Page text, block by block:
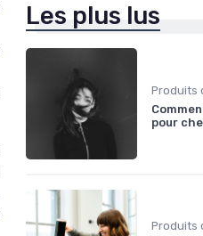
Les plus lus
Produits
pour
Produits